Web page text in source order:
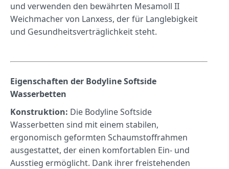
und verwenden den bewährten Mesamoll II
Weichmachervon Lanxess, derfür Langlebigkeit
und Gesundheitsverträglichkeitsteht.
Eigenschaften der Bodyline Softside
Wasserbetten
Konstruktion: Die BodylineSoftside
Wasserbetten sind mit einem stabilen,
ergonomisch geformten Schaumstoffrahmen
ausgestattet, der einen komfortablen Ein- und
Ausstieg ermöglicht. Dank ihrerfreistehenden